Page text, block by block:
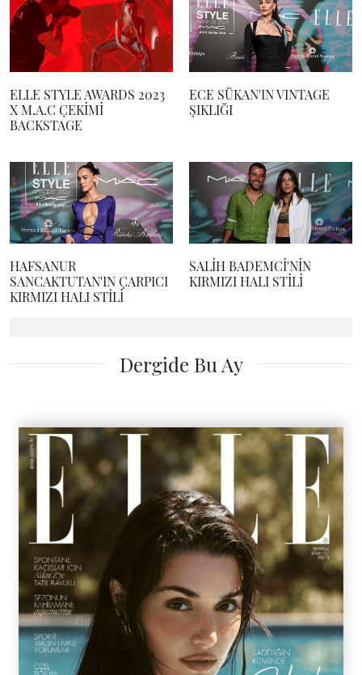
ELLE STYLE AWARDS 2023
X M.A.C ÇEKİMİ
BACKSTAGE
ECE SÜKAN'IN VINTAGE
ŞIKLIĞI
HAFSANUR
SANCAKTUTAN'IN ÇARPICI
KIRMIZI HALI STİLİ
SALİH BADEMCİ'NİN
KIRMIZI HALI STİLİ
Dergide Bu Ay